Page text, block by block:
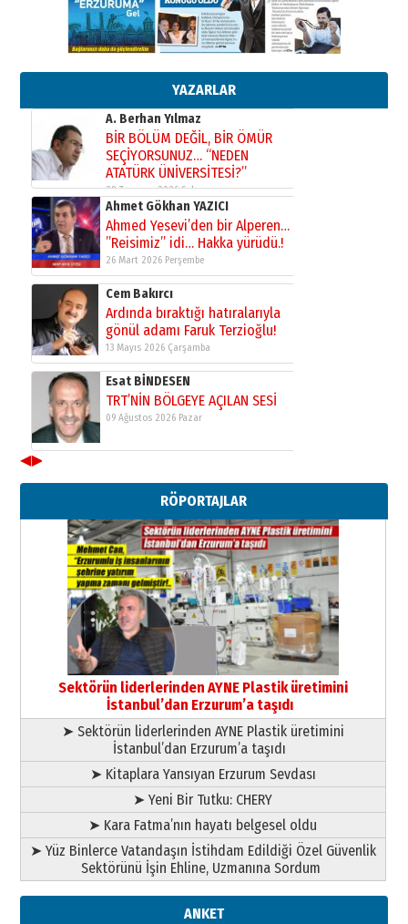
YAZARLAR
çekmemeli!
17 Şubat 2026 SalıOrhan BOZKURT
Bir fotoğraf, bir şehir, bir
gazeteci… Dizginler kimin
A. Berhan Yılmaz
BİR BÖLÜM DEĞİL, BİR ÖMÜR
SEÇİYORSUNUZ… “NEDEN
ATATÜRK ÜNİVERSİTESİ?”
28 Temmuz 2026 Salı
Ahmet Gökhan YAZICI
Ahmed Yesevi’den bir Alperen…
”Reisimiz” idi… Hakka yürüdü.!
26 Mart 2026 Perşembe
Cem Bakırcı
Ardında bıraktığı hatıralarıyla
gönül adamı Faruk Terzioğlu!
13 Mayıs 2026 Çarşamba
Esat BİNDESEN
TRT’NİN BÖLGEYE AÇILAN SESİ
09 Ağustos 2026 Pazar
Erzurumspor’un köşe taşları
29 Haziran 2026 Pazartesi
Kenan GÜLERCİ
Murat Şahsuvaroğlu ERKON’da
çıtayı yukarı taşırken,
yönetimdekiler aşağı
çekmemeli!
17 Şubat 2026 Salı Orhan BOZKURT
Bir fotoğraf, bir şehir, bir
gazeteci… Dizginler kimin
elinde?
A. Berhan Yılmaz
BİR BÖLÜM DEĞİL, BİR ÖMÜR
SEÇİYORSUNUZ… “NEDEN
ATATÜRK ÜNİVERSİTESİ?”
28 Temmuz 2026 Salı
Ahmet Gökhan YAZICI
Ahmed Yesevi’den bir Alperen…
”Reisimiz” idi… Hakka yürüdü.!
26 Mart 2026 Perşembe
◀▶
RÖPORTAJLAR
Sektörün liderlerinden AYNE Plastik üretimini
İstanbul’dan Erzurum’a taşıdı
➤ Sektörün liderlerinden AYNE Plastik üretimini
İstanbul’dan Erzurum’a taşıdı
➤ Kitaplara Yansıyan Erzurum Sevdası
➤ Yeni Bir Tutku: CHERY
➤ Kara Fatma’nın hayatı belgesel oldu
➤ Yüz Binlerce Vatandaşın İstihdam Edildiği Özel Güvenlik
Sektörünü İşin Ehline, Uzmanına Sordum
ANKET